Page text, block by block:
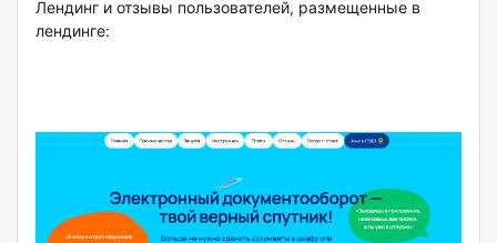
Лендинг и отзывы пользователей, размещенные в
лендинге: